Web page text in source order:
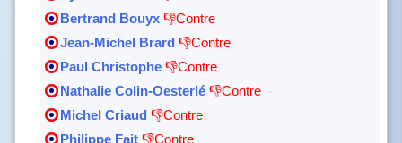
Bertrand Bouyx 👎Contre
Jean-Michel Brard 👎Contre
Paul Christophe 👎Contre
Nathalie Colin-Oesterlé 👎Contre
Michel Criaud 👎Contre
Philippe Fait 👎Contre